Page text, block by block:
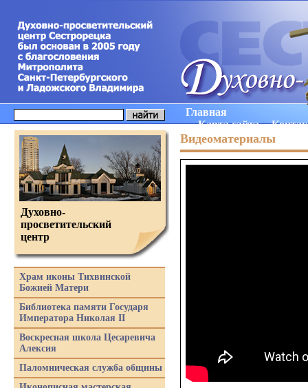
Главная
Карта сайта
Видеоматериалы
Духовно-
просветительский
центр
Храм иконы Тихвинской
Божией Матери
Библиотека памяти Государя
Императора Николая II
Воскресная школа Цесаревича
Алексия
Паломническая служба общины